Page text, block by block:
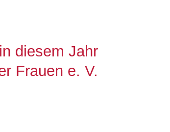
diesem Jahr
Frauen e. V.